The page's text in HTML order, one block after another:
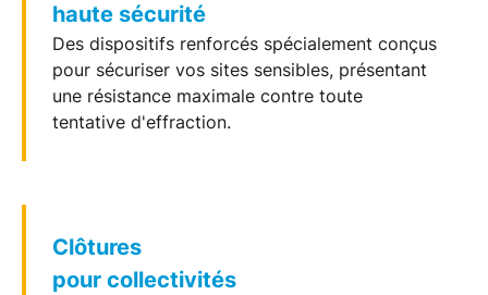
haute sécurité
Des dispositifs renforcés spécialement conçus
pour sécuriser vos sites sensibles, présentant
une résistance maximale contre toute
tentative d'effraction.
Clôtures
pour collectivités